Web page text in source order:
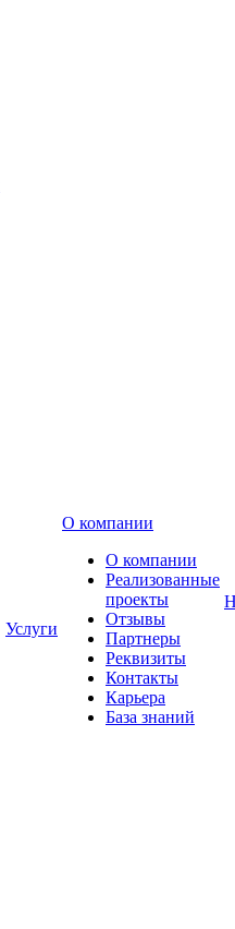
Услуги
О компании
О компании
Реализованные
проекты
Отзывы
Партнеры
Реквизиты
Контакты
Карьера
База знаний